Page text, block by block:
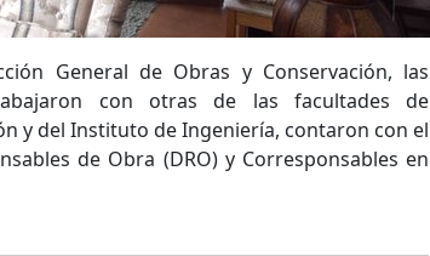
General de Obras y Conservación, las
con otras de las facultades de
y del Instituto de Ingeniería, contaron con el
de Obra (DRO) y Corresponsables en